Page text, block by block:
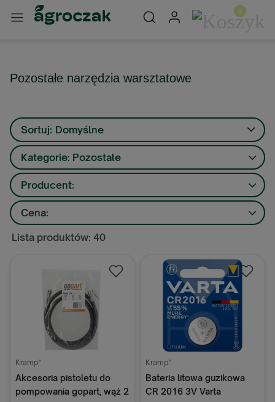
Pozostałe narzędzia warsztatowe
Sortuj: Domyślne
Kategorie: Pozostałe
Producent:
Cena:
Lista produktów: 40
Kramp"
Akcesoria pistoletu do
pompowania gopart, wąż 2
Kramp"
Bateria litowa guzikowa
CR 2016 3V Varta